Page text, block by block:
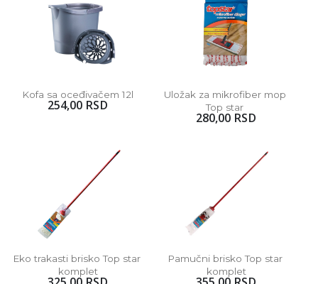
Kofa sa oceđivačem 12l
254,00 RSD
Uložak za mikrofiber mop
Top star
280,00 RSD
Eko trakasti brisko Top star
komplet
Pamučni brisko Top star
komplet